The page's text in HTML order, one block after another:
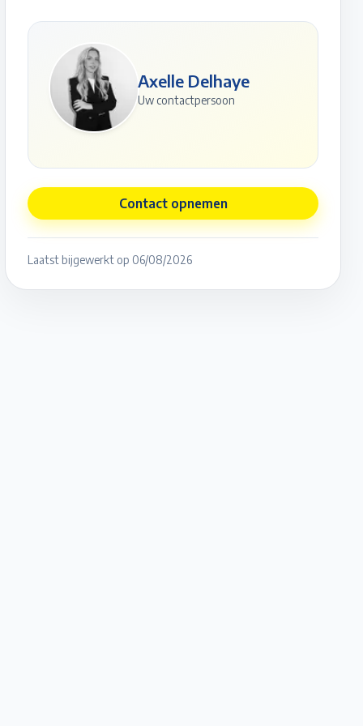
Axelle Delhaye
Uw contactpersoon
Contact opnemen
Laatst bijgewerkt op 06/08/2026